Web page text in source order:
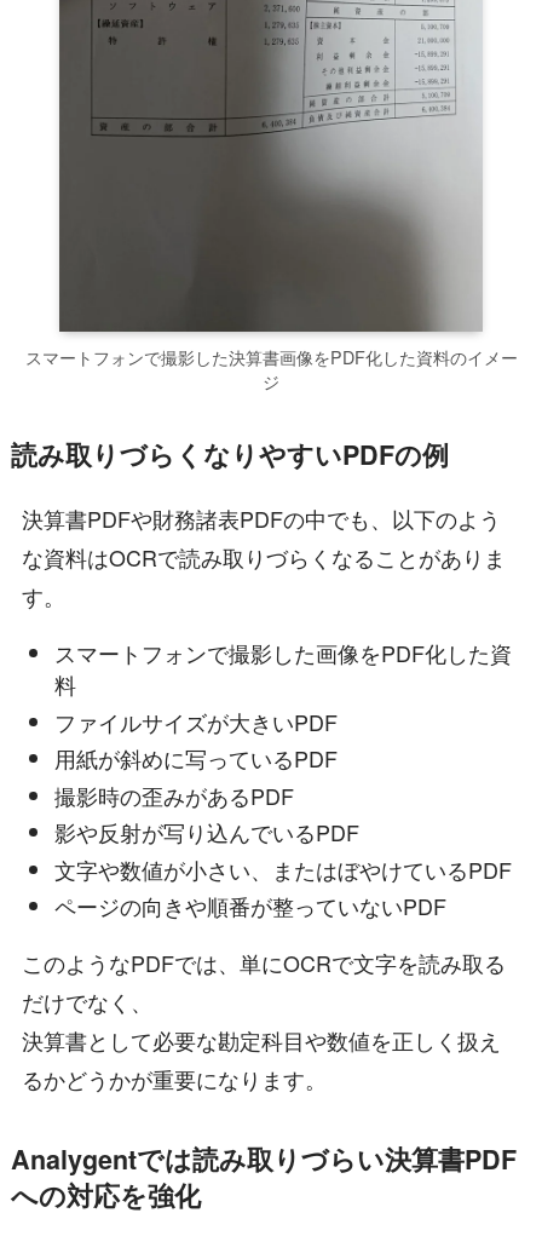
スマートフォンで撮影した決算書画像をPDF化した資料のイメー
ジ
読み取りづらくなりやすいPDFの例
決算書PDFや財務諸表PDFの中でも、以下のよう
な資料はOCRで読み取りづらくなることがありま
す。
スマートフォンで撮影した画像をPDF化した資
料
ファイルサイズが大きいPDF
用紙が斜めに写っているPDF
撮影時の歪みがあるPDF
影や反射が写り込んでいるPDF
文字や数値が小さい、またはぼやけているPDF
ページの向きや順番が整っていないPDF
このようなPDFでは、単にOCRで文字を読み取る
だけでなく、
決算書として必要な勘定科目や数値を正しく扱え
るかどうかが重要になります。
Analygentでは読み取りづらい決算書PDF
への対応を強化